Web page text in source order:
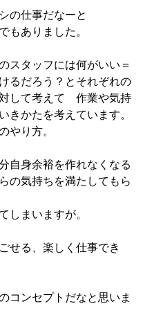
の仕事だなーと
もありました。
スタッフには何がいい＝
るだろう？とそれぞれの
して考えて　作業や気持
きかたを考えています。
やり方。
自身余裕を作れなくなる
の気持ちを満たしてもら
しまいますが。
せる、楽しく仕事でき
コンセプトだなと思いま